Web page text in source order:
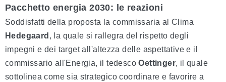
Pacchetto energia 2030: le reazioni
Soddisfatti della proposta la commissaria al Clima
Hedegaard , la quale si rallegra del rispetto degli
impegni e dei target all'altezza delle aspettative e il
commissario all'Energia, il tedescoOettinger, il quale
sottolinea come sia strategico coordinare e favorire a